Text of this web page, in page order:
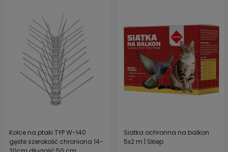
Kolce na ptaki TYP W-140
gęste szerokość chroniona 14-
Siatka ochronna na balkon
5x2 m | Sklep